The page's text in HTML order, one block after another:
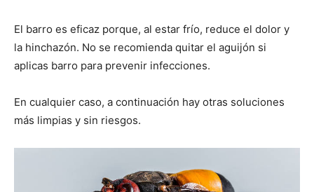
El barro es eficaz porque, al estar frío, reduce el dolor y
la hinchazón. No se recomienda quitar el aguijón si
aplicas barro para prevenir infecciones.
En cualquier caso, a continuación hay otras soluciones
más limpias y sin riesgos.